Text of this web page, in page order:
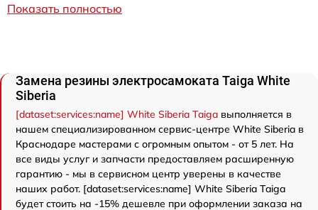
Показать полностью
Замена резины электросамоката Taiga White
Siberia
[dataset:services:name] White Siberia Taiga выполняется в
нашем специализированном сервис-центре White Siberia в
Краснодаре мастерами с огромным опытом - от 5 лет. На
все виды услуг и запчасти предоставляем расширенную
гарантию - мы в сервисном центр уверены в качестве
наших работ. [dataset:services:name] White Siberia Taiga
будет стоить на -15% дешевле при оформлении заказа на